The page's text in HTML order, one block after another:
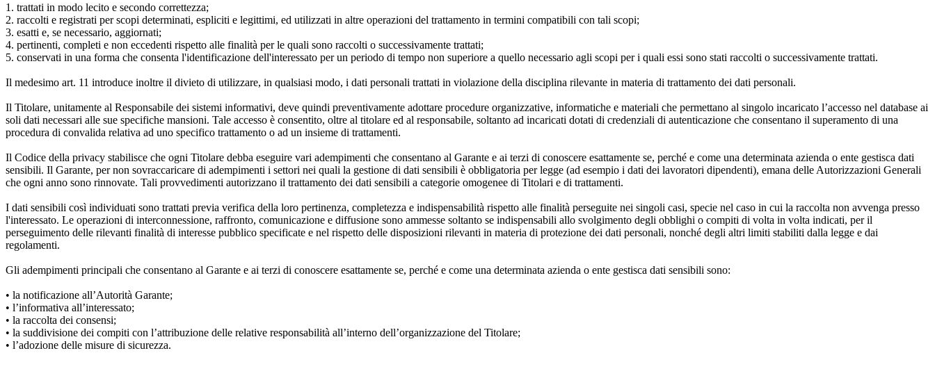
1. trattati in modo lecito e secondo correttezza;
2. raccolti e registrati per scopi determinati, espliciti e legittimi, ed utilizzati in altre operazioni del trattamento in termini compatibili con tali scopi;
3. esatti e, se necessario, aggiornati;
4. pertinenti, completi e non eccedenti rispetto alle finalità per le quali sono raccolti o successivamente trattati;
5. conservati in una forma che consenta l'identificazione dell'interessato per un periodo di tempo non superiore a quello necessario agli scopi per i quali essi sono stati raccolti o successivamente trattati.
Il medesimo art. 11 introduce inoltre il divieto di utilizzare, in qualsiasi modo, i dati personali trattati in violazione della disciplina rilevante in materia di trattamento dei dati personali.
Il Titolare, unitamente al Responsabile dei sistemi informativi, deve quindi preventivamente adottare procedure organizzative, informatiche e materiali che permettano al singolo incaricato l’accesso nel database ai
soli dati necessari alle sue specifiche mansioni. Tale accesso è consentito, oltre al titolare ed al responsabile, soltanto ad incaricati dotati di credenziali di autenticazione che consentano il superamento di una
procedura di convalida relativa ad uno specifico trattamento o ad un insieme di trattamenti.
Il Codice della privacy stabilisce che ogni Titolare debba eseguire vari adempimenti che consentano al Garante e ai terzi di conoscere esattamente se, perché e come una determinata azienda o ente gestisca dati
sensibili. Il Garante, per non sovraccaricare di adempimenti i settori nei quali la gestione di dati sensibili è obbligatoria per legge (ad esempio i dati dei lavoratori dipendenti), emana delle Autorizzazioni Generali
che ogni anno sono rinnovate. Tali provvedimenti autorizzano il trattamento dei dati sensibili a categorie omogenee di Titolari e di trattamenti.
I dati sensibili così individuati sono trattati previa verifica della loro pertinenza, completezza e indispensabilità rispetto alle finalità perseguite nei singoli casi, specie nel caso in cui la raccolta non avvenga presso
l'interessato. Le operazioni di interconnessione, raffronto, comunicazione e diffusione sono ammesse soltanto se indispensabili allo svolgimento degli obblighi o compiti di volta in volta indicati, per il
perseguimento delle rilevanti finalità di interesse pubblico specificate e nel rispetto delle disposizioni rilevanti in materia di protezione dei dati personali, nonché degli altri limiti stabiliti dalla legge e dai
regolamenti.
Gli adempimenti principali che consentano al Garante e ai terzi di conoscere esattamente se, perché e come una determinata azienda o ente gestisca dati sensibili sono:
• la notificazione all’Autorità Garante;
• l’informativa all’interessato;
• la raccolta dei consensi;
• la suddivisione dei compiti con l’attribuzione delle relative responsabilità all’interno dell’organizzazione del Titolare;
• l’adozione delle misure di sicurezza.